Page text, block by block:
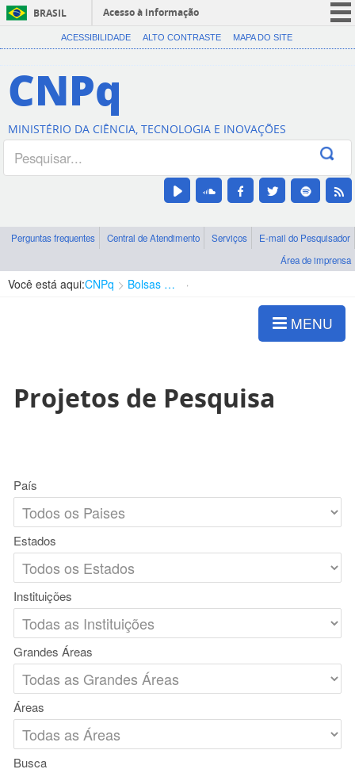
BRASIL
Acesso à informação
CORONAVÍRUS (COVID-19)
Canais
ACESSIBILIDADE ALTO CONTRASTE MAPA DO SITE
CNPq
MINISTÉRIO DA CIÊNCIA, TECNOLOGIA E INOVAÇÕES
Perguntas frequentes Central de Atendimento Serviços
E-mail do Pesquisador
Área de imprensa
Você está aqui:CNPq Bolsas e Auxílios Vigentes
MENU
Projetos de Pesquisa
País
Estados
Instituições
Grandes Áreas
Áreas
Busca